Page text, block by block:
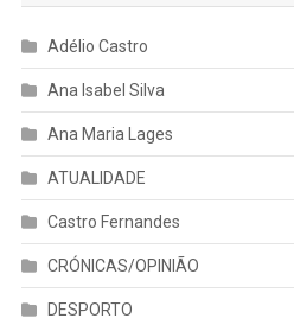
Adélio Castro
Ana Isabel Silva
Ana Maria Lages
ATUALIDADE
Castro Fernandes
CRÓNICAS/OPINIÃO
DESPORTO